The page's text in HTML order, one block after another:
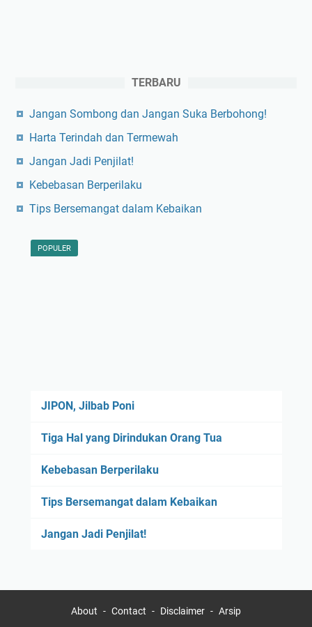
TERBARU
Jangan Sombong dan Jangan Suka Berbohong!
Harta Terindah dan Termewah
Jangan Jadi Penjilat!
Kebebasan Berperilaku
Tips Bersemangat dalam Kebaikan
POPULER
JIPON, Jilbab Poni
Tiga Hal yang Dirindukan Orang Tua
Kebebasan Berperilaku
Tips Bersemangat dalam Kebaikan
Jangan Jadi Penjilat!
About Contact Disclaimer Arsip